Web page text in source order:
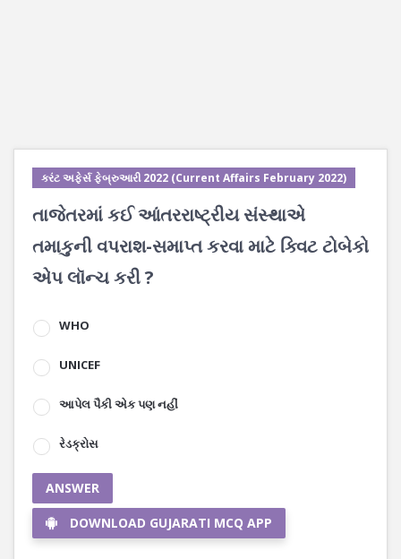
કરંટ અફેર્સ ફેબ્રુઆરી 2022 (Current Affairs February 2022)
તાજેતરમાં કઈ આંતરરાષ્ટ્રીય સંસ્થાએ
તમાકુની વપરાશ-સમાપ્ત કરવા માટે ક્વિટ ટોબેકો
એપ લૉન્ચ કરી ?
WHO
UNICEF
આપેલ પૈકી એક પણ નહીં
રેડક્રોસ
ANSWER
DOWNLOAD GUJARATI MCQ APP